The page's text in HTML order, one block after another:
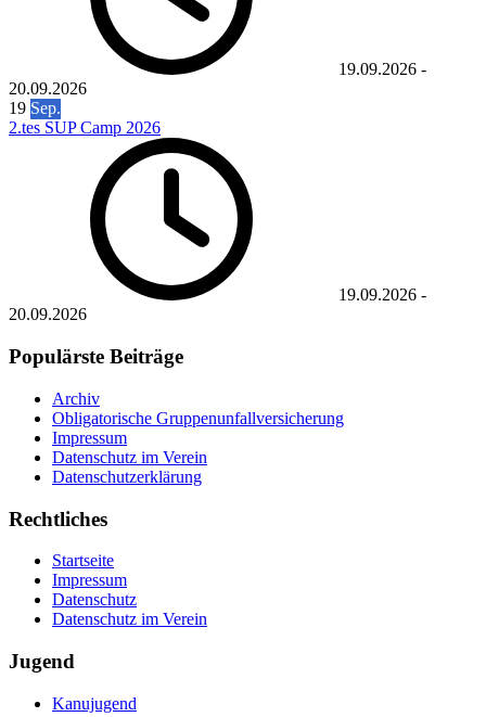
19.09.2026 -
20.09.2026
19 Sep.
2.tes SUP Camp 2026
19.09.2026 -
20.09.2026
Populärste Beiträge
Archiv
Obligatorische Gruppenunfallversicherung
Impressum
Datenschutz im Verein
Datenschutzerklärung
Rechtliches
Startseite
Impressum
Datenschutz
Datenschutz im Verein
Jugend
Kanujugend